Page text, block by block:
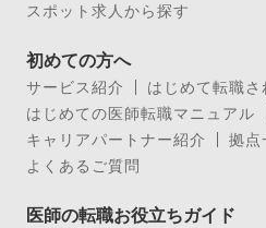
スポット求人から探す
初めての方へ
サービス紹介
はじめて転職さ
はじめての医師転職マニュアル
キャリアパートナー紹介
拠点
よくあるご質問
医師の転職お役立ちガイド